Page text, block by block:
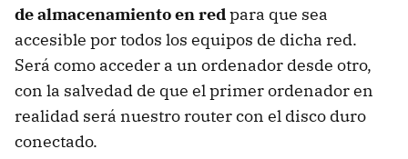
de almacenamiento en redpara que sea
accesible por todos los equipos de dicha red.
Será como acceder a un ordenador desde otro,
con la salvedad de que el primer ordenador en
realidad será nuestro router con el disco duro
conectado.